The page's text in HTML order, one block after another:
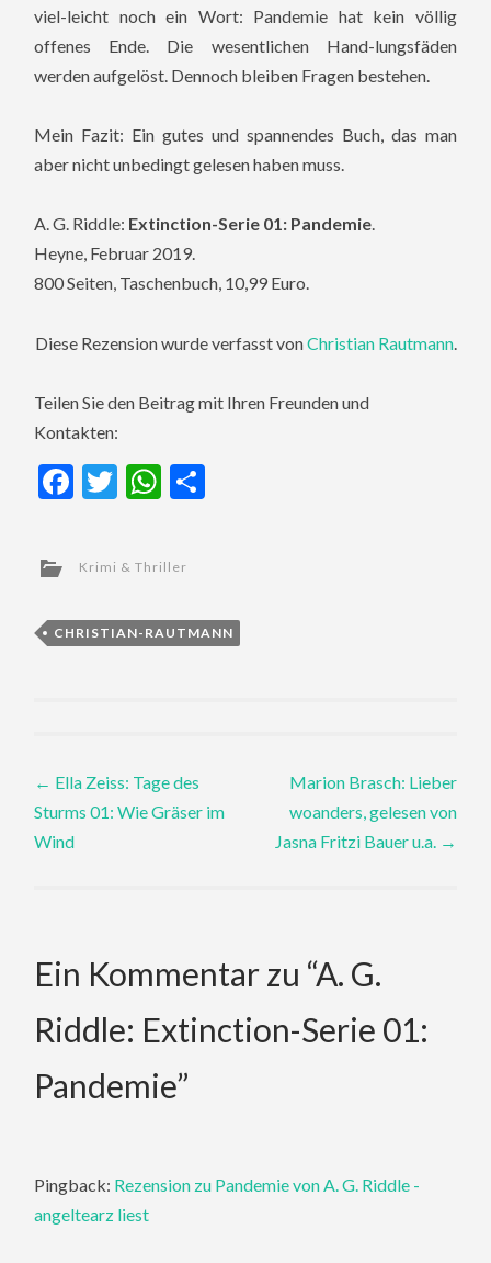
viel-leicht noch ein Wort: Pandemie hat kein völlig
offenes Ende. Die wesentlichen Hand-lungsfäden
werden aufgelöst. Dennoch bleiben Fragen bestehen.
Mein Fazit: Ein gutes und spannendes Buch, das man
aber nicht unbedingt gelesen haben muss.
A. G. Riddle: Extinction-Serie 01: Pandemie.
Heyne, Februar 2019.
800 Seiten, Taschenbuch, 10,99 Euro.
Diese Rezension wurde verfasst vonChristian Rautmann.
Teilen Sie den Beitrag mit Ihren Freunden und
Kontakten:
Facebook
TwitterWhatsApp
Krimi & Thriller
CHRISTIAN-RAUTMANN
Post
navigation
← Ella Zeiss: Tage des
Sturms 01: Wie Gräser im
Wind
Marion Brasch: Lieber
woanders, gelesen von
Jasna Fritzi Bauer u.a. →
Ein Kommentar zu “A. G.
Riddle: Extinction-Serie 01:
Pandemie”
Pingback: Rezension zu Pandemie von A. G. Riddle -
angeltearz liest